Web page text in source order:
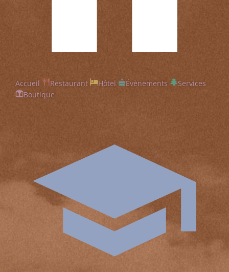
Accueil Restaurant Hôtel Évènements
Services
Boutique